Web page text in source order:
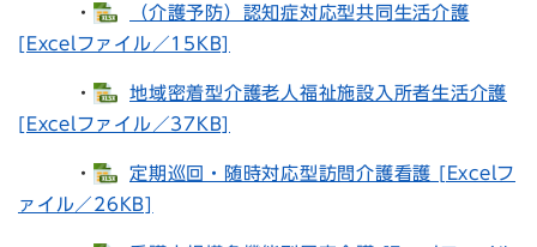
・
（介護予防）認知症対応型共同生活介護
[Excelファイル／15KB]
・
地域密着型介護老人福祉施設入所者生活介護
[Excelファイル／37KB]
・
定期巡回・随時対応型訪問介護看護 [Excelフ
ァイル／26KB]